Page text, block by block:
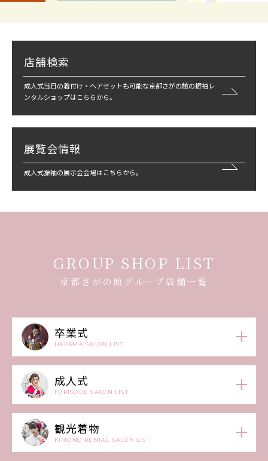
店舗検索
成人式当日の着付け・ヘアセットも可能な京都さがの館の振袖レ
ンタルショップはこちらから。
展覧会情報
成人式振袖の展示会会場はこちらから。
GROUP SHOP LIST
京都さがの館グループ店舗一覧
卒業式
HAKAMA SALON LIST
成人式
FURISODE SALON LIST
観光着物
KIMONO RENTAL SALON LIST